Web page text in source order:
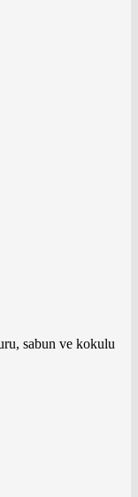
sabun ve kokulu